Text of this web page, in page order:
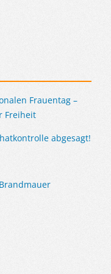
Frauentag –
Freiheit
abgesagt!